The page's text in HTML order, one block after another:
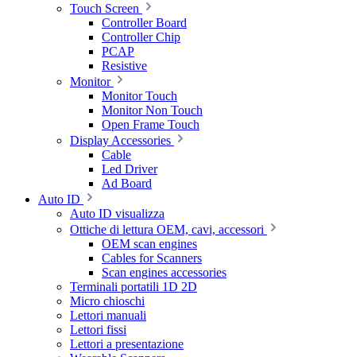
Touch Screen
Controller Board
Controller Chip
PCAP
Resistive
Monitor
Monitor Touch
Monitor Non Touch
Open Frame Touch
Display Accessories
Cable
Led Driver
Ad Board
Auto ID
Auto ID visualizza
Ottiche di lettura OEM, cavi, accessori
OEM scan engines
Cables for Scanners
Scan engines accessories
Terminali portatili 1D 2D
Micro chioschi
Lettori manuali
Lettori fissi
Lettori a presentazione